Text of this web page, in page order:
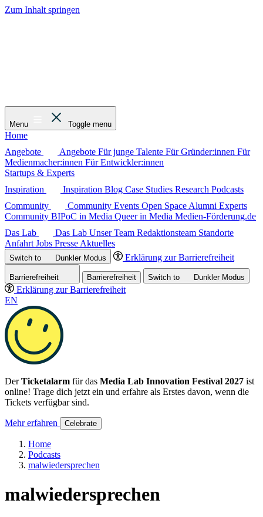
Zum Inhalt springen
Menu Toggle menu
Home
Angebote
Angebote Für junge Talente Für Gründer:innen Für
Medienmacher:innen Für Entwickler:innen
Startups & Experts
Inspiration
Inspiration Blog Case Studies Research Podcasts
Community
Community Events Open Space Alumni Experts
Community BIPoC in Media Queer in Media Medien-Förderung.de
Das Lab
Das Lab Unser Team Redaktionsteam Standorte
Anfahrt Jobs Presse Aktuelles
Switch to DunklerModus Erklärung zur Barrierefreiheit
Barrierefreiheit Barrierefreiheit Switch to DunklerModus
Erklärung zur Barrierefreiheit
EN
DerTicketalarm für das Media Lab Innovation Festival 2027 ist
online! Trage dich jetzt ein und erfahre als Erstes davon, wenn die
Tickets verfügbar sind.
Mehr erfahren Celebrate
Home
Podcasts
malwiedersprechen
malwieder­sprechen